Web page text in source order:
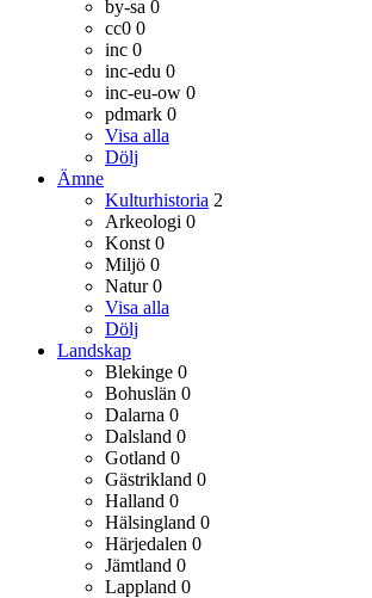
by-sa 0
cc0 0
inc 0
inc-edu 0
inc-eu-ow 0
pdmark 0
Visa alla
Dölj
Ämne
Kulturhistoria 2
Arkeologi 0
Konst 0
Miljö 0
Natur 0
Visa alla
Dölj
Landskap
Blekinge 0
Bohuslän 0
Dalarna 0
Dalsland 0
Gotland 0
Gästrikland 0
Halland 0
Hälsingland 0
Härjedalen 0
Jämtland 0
Lappland 0